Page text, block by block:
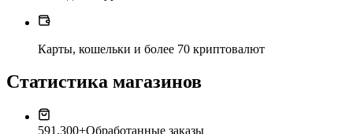
Карты, кошельки и более 70 криптовалют
Статистика магазинов
591,300+Обработанные заказы